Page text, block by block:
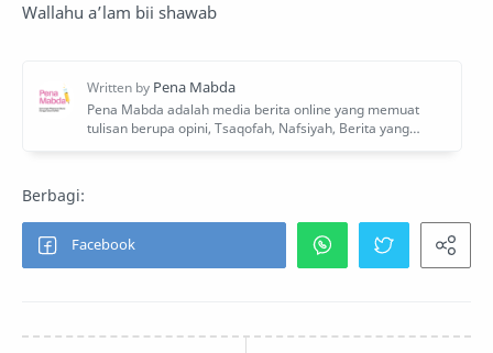
Wallahu a’lam bii shawab